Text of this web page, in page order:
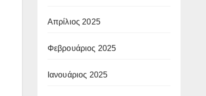
Απρίλιος 2025
Φεβρουάριος 2025
Ιανουάριος 2025